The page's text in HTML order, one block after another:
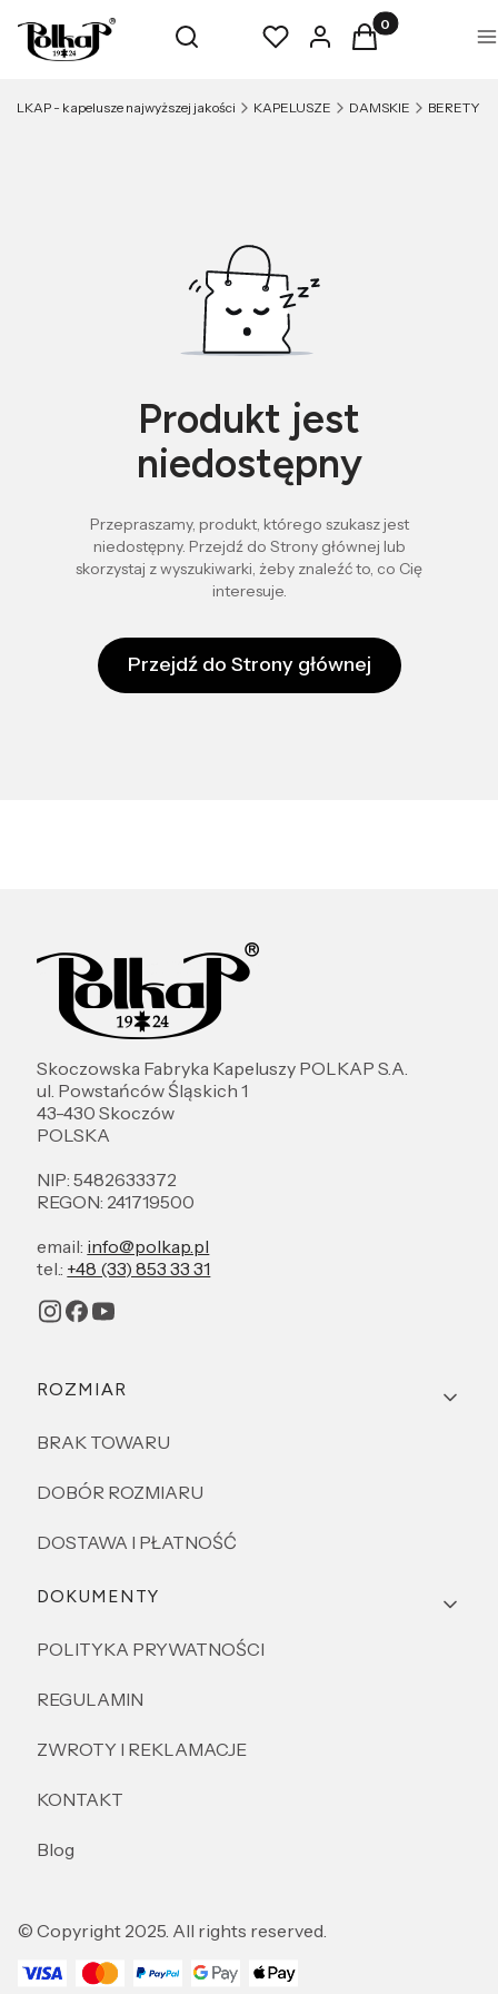
Otwórz wyszukiwarkę
Szukaj UlubioneZaloguj sięProdukty w
Koszyk
- kapelusze najwyższej jakości KAPELUSZE DAMSKIE BERETY
Produkt jest
niedostępny
Przepraszamy, produkt, którego szukasz jest
niedostępny. Przejdź do Strony głównej lub
skorzystaj z wyszukiwarki, żeby znaleźć to, co Cię
interesuje.
Przejdź do Strony głównej
Skoczowska Fabryka Kapeluszy POLKAP S.A.
ul. Powstańców Śląskich 1
43-430 Skoczów
POLSKA
NIP: 5482633372
REGON: 241719500
email: info@polkap.pl
tel.: +48 (33) 853 33 31
Linki w stopce
ROZMIAR
BRAK TOWARU
DOBÓR ROZMIARU
DOSTAWA I PŁATNOŚĆ
DOKUMENTY
POLITYKA PRYWATNOŚCI
REGULAMIN
ZWROTY I REKLAMACJE
KONTAKT
Blog
© Copyright 2025. All rights reserved.